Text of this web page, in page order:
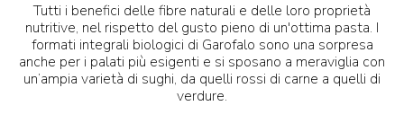
Tutti i benefici delle fibre naturali e delle loro proprietà
nutritive, nel rispetto del gusto pieno di un'ottima pasta. I
formati integrali biologici di Garofalo sono una sorpresa
anche per i palati più esigenti e si sposano a meraviglia con
un’ampia varietà di sughi, da quelli rossi di carne a quelli di
verdure.